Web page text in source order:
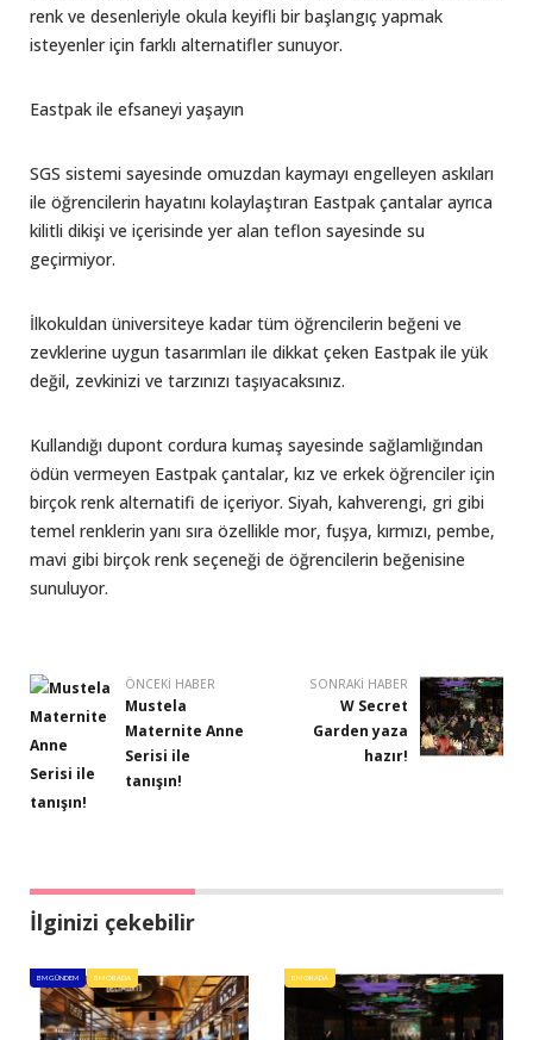
renk ve desenleriyle okula keyifli bir başlangıç yapmak
isteyenler için farklı alternatifler sunuyor.
Eastpak ile efsaneyi yaşayın
SGS sistemi sayesinde omuzdan kaymayı engelleyen askıları
ile öğrencilerin hayatını kolaylaştıran Eastpak çantalar ayrıca
kilitli dikişi ve içerisinde yer alan teflon sayesinde su
geçirmiyor.
İlkokuldan üniversiteye kadar tüm öğrencilerin beğeni ve
zevklerine uygun tasarımları ile dikkat çeken Eastpak ile yük
değil, zevkinizi ve tarzınızı taşıyacaksınız.
Kullandığı dupont cordura kumaş sayesinde sağlamlığından
ödün vermeyen Eastpak çantalar, kız ve erkek öğrenciler için
birçok renk alternatifi de içeriyor. Siyah, kahverengi, gri gibi
temel renklerin yanı sıra özellikle mor, fuşya, kırmızı, pembe,
mavi gibi birçok renk seçeneği de öğrencilerin beğenisine
sunuluyor.
ÖNCEKI HABER
Mustela
Maternite Anne
Serisi ile
tanışın!
SONRAKI HABER
W Secret
Garden yaza
hazır!
İlginizi çekebilir
BM GÜNDEM BM ORADA BM ORADA